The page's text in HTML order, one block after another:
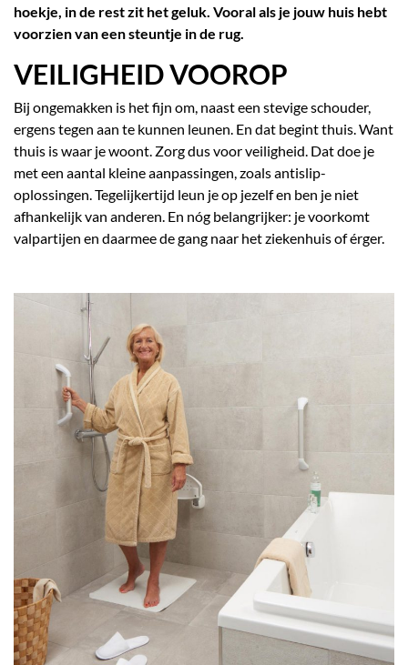
AD, Bladel
|Openingstijden
hoekje, in de rest zit het geluk. Vooral als je jouw huis hebt
voorzien van een steuntje in de rug.
VEILIGHEID VOOROP
Bij ongemakken is het fijn om, naast een stevige schouder,
ergens tegen aan te kunnen leunen. En dat begint thuis. Want
thuis is waar je woont. Zorg dus voor veiligheid. Dat doe je
met een aantal kleine aanpassingen, zoals antislip-
oplossingen. Tegelijkertijd leun je op jezelf en ben je niet
afhankelijk van anderen. En nóg belangrijker: je voorkomt
valpartijen en daarmee de gang naar het ziekenhuis of érger.